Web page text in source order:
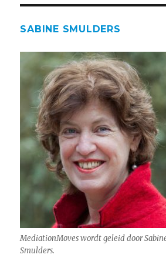
SABINE SMULDERS
MediationMoveswordt geleid door
Smulders.